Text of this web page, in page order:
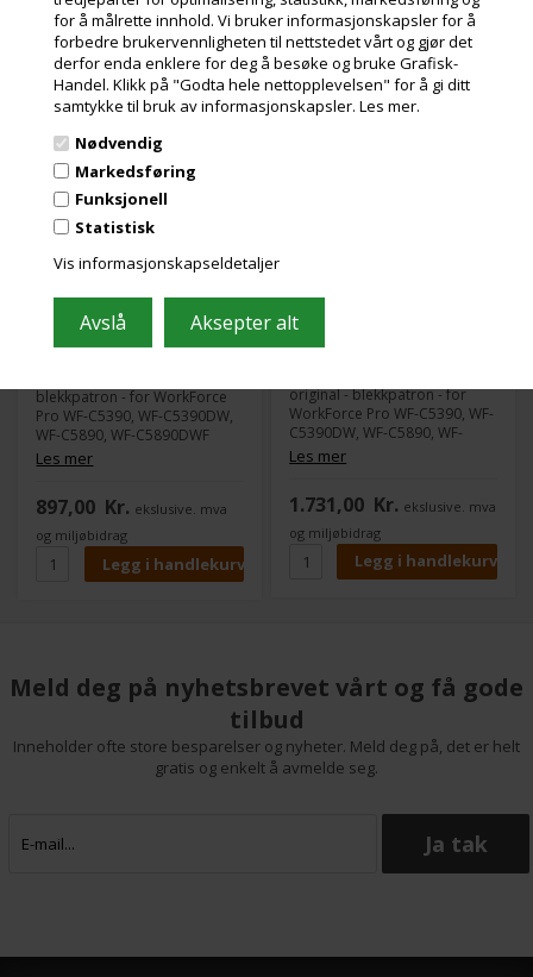
for å målrette innhold. Vi bruker informasjonskapsler for å
forbedre brukervennligheten til nettstedet vårt og gjør det
derfor enda enklere for deg å besøke og bruke Grafisk-
Handel. Klikk på "Godta hele nettopplevelsen" for å gi ditt
samtykke til bruk av informasjonskapsler. Les mer.
Nødvendig
Markedsføring
Funksjonell
Statistisk
Vis informasjonskapseldetaljer
WF-C5390 blekkpatron
XL svart
blekkpatron - for WorkForce
Pro WF-C5390, WF-C5390DW,
WF-C5890, WF-C5890DWF
Les mer
897,00 Kr. ekslusive. mva
og miljøbidrag
WF-C5390 blekkpatron
XXL svart
original - blekkpatron - for
WorkForce Pro WF-C5390, WF-
C5390DW, WF-C5890, WF-
C5890DWF
Les mer
1.731,00 Kr. ekslusive. mva
og miljøbidrag
Meld deg på nyhetsbrevet vårt og få gode
tilbud
Inneholder ofte store besparelser og nyheter. Meld deg på, det er helt
gratis og enkelt å avmelde seg.